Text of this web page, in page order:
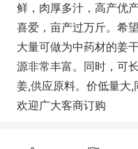
鲜，肉厚多汁，高产优
喜爱，亩产过万斤。希
大量可做为中药材的姜
源非常丰富。同时，可
姜,供应原料。价低量大
欢迎广大客商订购